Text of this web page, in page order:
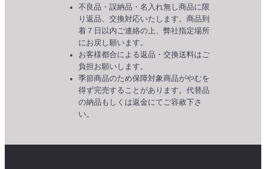
不良品・誤納品・名入れ無し商品に限
り返品、交換対応いたします。商品到
着７日以内ご連絡の上、弊社指定場所
にお戻し願います。
お客様都合による返品・交換送料はご
負担お願いします。
季節商品のため保障対象商品がやむを
得ず完売することがあります。代替品
の納品もしくは返金にてご容赦下さ
い。